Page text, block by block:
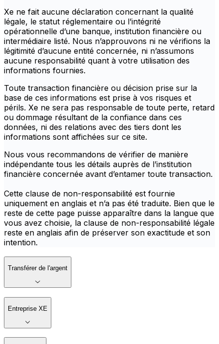
Xe ne fait aucune déclaration concernant la qualité
légale, le statut réglementaire ou l’intégrité
opérationnelle d’une banque, institution financière ou
intermédiaire listé. Nous n’approuvons ni ne vérifions la
légitimité d’aucune entité concernée, ni n’assumons
aucune responsabilité quant à votre utilisation des
informations fournies.
Toute transaction financière ou décision prise sur la
base de ces informations est prise à vos risques et
périls. Xe ne sera pas responsable de toute perte, retard
ou dommage résultant de la confiance dans ces
données, ni des relations avec des tiers dont les
informations sont affichées sur ce site.
Nous vous recommandons de vérifier de manière
indépendante tous les détails auprès de l’institution
financière concernée avant d’entamer toute transaction.
Cette clause de non-responsabilité est fournie
uniquement en anglais et n’a pas été traduite. Bien que le
reste de cette page puisse apparaître dans la langue que
vous avez choisie, la clause de non-responsabilité légale
reste en anglais afin de préserver son exactitude et son
intention.
Transférer de l'argent
Entreprise XE